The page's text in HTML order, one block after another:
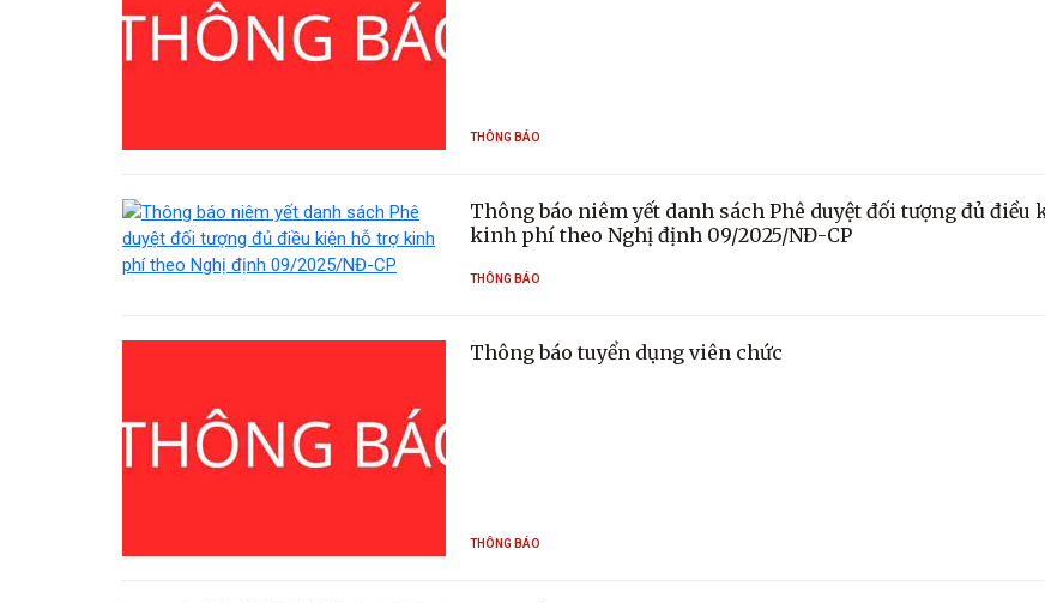
THÔNG BÁO
Thông báo niêm yết danh sách Phê duyệt đối tượng đủ điều
kinh phí theo Nghị định 09/2025/NĐ-CP
THÔNG BÁO
Thông báo tuyển dụng viên chức
THÔNG BÁO